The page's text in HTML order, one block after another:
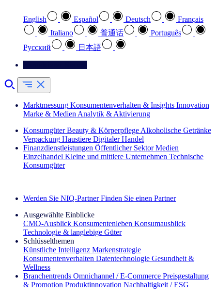
English Español Deutsch
Français
Italiano
普通话
Português
Pусский
日本語
Marktmessung Konsumentenverhalten & Insights Innovation
Marke & Medien Analytik & Aktivierung
Konsumgüter Beauty & Körperpflege Alkoholische Getränke
Verpackung Haustiere Digitaler Handel
Finanzdienstleistungen Öffentlicher Sektor Medien
Einzelhandel Kleine und mittlere Unternehmen Technische
Konsumgüter
Werden Sie NIQ-Partner Finden Sie einen Partner
Ausgewählte Einblicke
CMO‑Ausblick Konsumentenleben Konsumausblick
Technologie & langlebige Güter
Schlüsselthemen
Künstliche Intelligenz Markenstrategie
Konsumentenverhalten Datentechnologie Gesundheit &
Wellness
Branchentrends Omnichannel / E‑Commerce Preisgestaltung
& Promotion Produktinnovation Nachhaltigkeit / ESG